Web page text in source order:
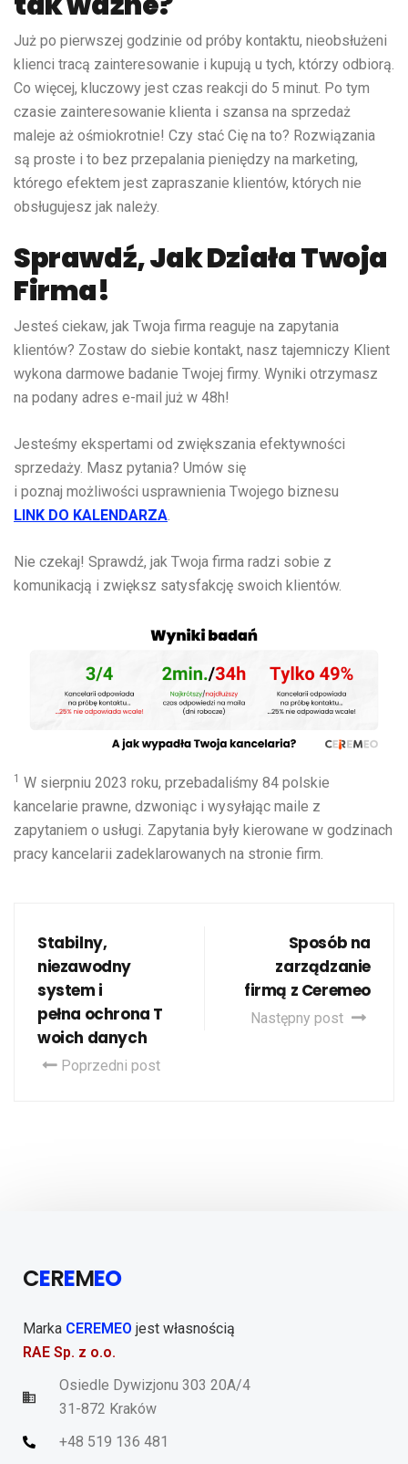
Już po pierwszej godzinie od próby kontaktu, nieobsłużeni
klienci tracą zainteresowanie i kupują u tych, którzy odbiorą.
Co więcej, kluczowy jest czas reakcji do 5 minut. Po tym
czasie zainteresowanie klienta i szansa na sprzedaż
maleje aż ośmiokrotnie! Czy stać Cię na to? Rozwiązania
są proste i to bez przepalania pieniędzy na marketing,
którego efektem jest zapraszanie klientów, których nie
obsługujesz jak należy.
Sprawdź, Jak Działa Twoja
Firma!
Jesteś ciekaw, jak Twoja firma reaguje na zapytania
klientów? Zostaw do siebie kontakt, nasz tajemniczy Klient
wykona darmowe badanie Twojej firmy. Wyniki otrzymasz
na podany adres e-mail już w 48h!
Jesteśmy ekspertami od zwiększania efektywności
sprzedaży. Masz pytania? Umów się
i poznaj możliwości usprawnienia Twojego biznesu
LINK DO KALENDARZA
Nie czekaj! Sprawdź, jak Twoja firma radzi sobie z
komunikacją i zwiększ satysfakcję swoich klientów.
1 W sierpniu 2023 roku, przebadaliśmy 84 polskie
kancelarie prawne, dzwoniąc i wysyłając maile z
zapytaniem o usługi. Zapytania były kierowane w godzinach
pracy kancelarii zadeklarowanych na stronie firm.
Stabilny,
niezawodny
system i
pełna ochrona T
woich danych
Poprzedni post
Sposób na
zarządzanie
firmą z Ceremeo
Następny post
CEREMEO
Marka CEREMEO jest własnością
RAE Sp. z o.o.
Osiedle Dywizjonu 303 20A/4
31-872 Kraków
+48 519 136 481